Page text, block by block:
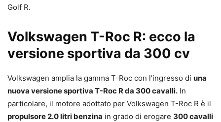
Golf R.
Volkswagen T-Roc R: ecco la
versione sportiva da 300 cv
Volkswagen amplia la gamma T-Roc con l’ingresso di una
nuova versione sportiva T-Roc R da 300 cavalli. In
particolare, il motore adottato per Volkswagen T-Roc R è il
propulsore 2.0 litri benzina in grado di erogare 300 cavalli